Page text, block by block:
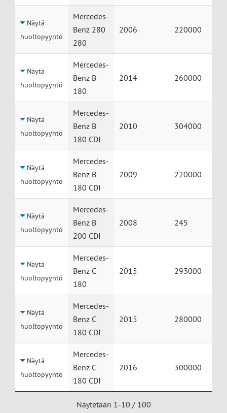
Näytä
huoltopyyntö
Mercedes-
Benz 280
280
2006 220000
Näytä
huoltopyyntö
Mercedes-
Benz B
180
2014 260000
Näytä
huoltopyyntö
Mercedes-
Benz B
180 CDI
2010 304000
Näytä
huoltopyyntö
Mercedes-
Benz B
180 CDI
2009 220000
Näytä
huoltopyyntö
Mercedes-
Benz B
200 CDI
2008 245
Näytä
huoltopyyntö
Mercedes-
Benz C
180
2015 293000
Näytä
huoltopyyntö
Mercedes-
Benz C
180 CDI
2015 280000
Näytä
huoltopyyntö
Mercedes-
Benz C
180 CDI
2016 300000
Näytetään 1-10 / 100